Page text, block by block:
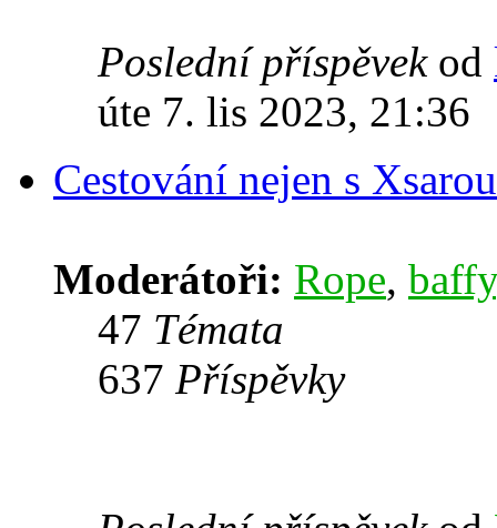
Poslední příspěvekod
úte 7. lis 2023, 21:36
Cestování nejen s Xsarou
Moderátoři: Rope, baffy
47 Témata
637 Příspěvky